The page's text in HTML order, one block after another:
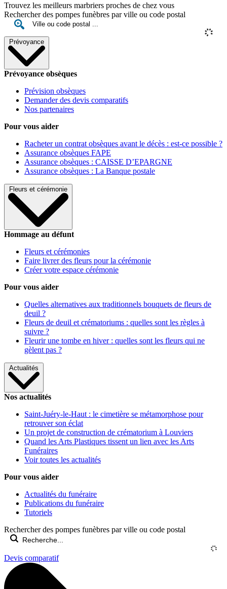
Trouvez les meilleurs marbriers proches de chez vous
Rechercher des pompes funèbres par ville ou code postal
Prévoyance
Prévoyance obsèques
Prévision obsèques
Demander des devis comparatifs
Nos partenaires
Pour vous aider
Racheter un contrat obsèques avant le décès : est-ce possible ?
Assurance obsèques FAPE
Assurance obsèques : CAISSE D’EPARGNE
Assurance obsèques : La Banque postale
Fleurs et cérémonie
Hommage au défunt
Fleurs et cérémonies
Faire livrer des fleurs pour la cérémonie
Créer votre espace cérémonie
Pour vous aider
Quelles alternatives aux traditionnels bouquets de fleurs de
deuil ?
Fleurs de deuil et crématoriums : quelles sont les règles à
suivre ?
Fleurir une tombe en hiver : quelles sont les fleurs qui ne
gèlent pas ?
Actualités
Nos actualités
Saint-Juéry-le-Haut : le cimetière se métamorphose pour
retrouver son éclat
Un projet de construction de crématorium à Louviers
Quand les Arts Plastiques tissent un lien avec les Arts
Funéraires
Voir toutes les actualités
Pour vous aider
Actualités du funéraire
Publications du funéraire
Tutoriels
Rechercher des pompes funèbres par ville ou code postal
Devis comparatif